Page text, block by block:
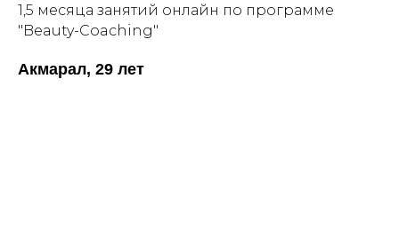
1,5 месяца занятий онлайн по программе
"Beauty-Coaching"
Акмарал, 29 лет